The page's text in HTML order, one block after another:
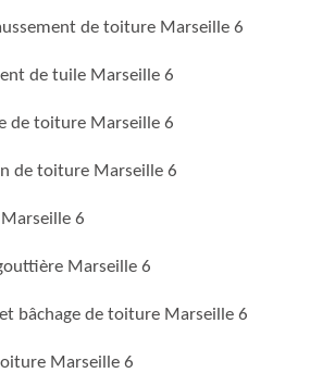
de toiture Marseille 6
de tuile Marseille 6
de toiture Marseille 6
de toiture Marseille 6
6
Marseille 6
bâchage de toiture Marseille 6
Marseille 6